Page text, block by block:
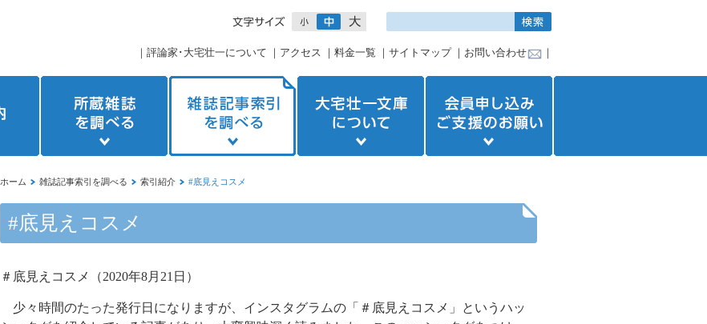
｜ 評論家･大宅壮一について ｜ アクセス ｜ 料金一覧 ｜ サイトマップ｜ お問い合わせ ｜
ホーム 雑誌記事索引を調べる 索引紹介 #底見えコスメ
#底見えコスメ
＃底見えコスメ（2020年8月 21 日）
少々時間のたった発行日になりますが、インスタグラムの「＃底見えコスメ」というハッ